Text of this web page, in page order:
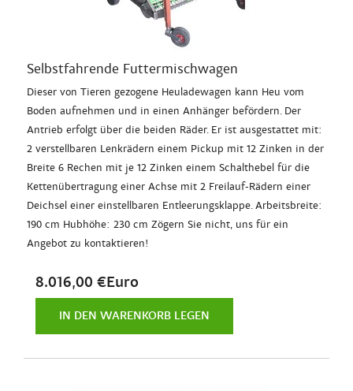
Selbstfahrende Futtermischwagen
Dieser von Tieren gezogene Heuladewagen kann Heu vom
Boden aufnehmen und in einen Anhänger befördern. Der
Antrieb erfolgt über die beiden Räder. Er ist ausgestattet mit:
2 verstellbaren Lenkrädern einem Pickup mit 12 Zinken in der
Breite 6 Rechen mit je 12 Zinken einem Schalthebel für die
Kettenübertragung einer Achse mit 2 Freilauf-Rädern einer
Deichsel einer einstellbaren Entleerungsklappe. Arbeitsbreite:
190 cm Hubhöhe: 230 cm Zögern Sie nicht, uns für ein
Angebot zu kontaktieren!
8.016,00 €Euro
IN DEN WARENKORB LEGEN